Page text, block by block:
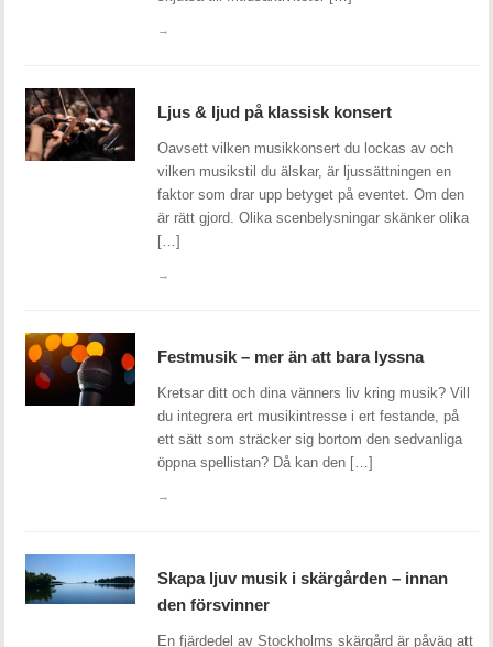
→
Ljus & ljud på klassisk konsert
Oavsett vilken musikkonsert du lockas av och
vilken musikstil du älskar, är ljussättningen en
faktor som drar upp betyget på eventet. Om den
är rätt gjord. Olika scenbelysningar skänker olika
[…]
→
Festmusik – mer än att bara lyssna
Kretsar ditt och dina vänners liv kring musik? Vill
du integrera ert musikintresse i ert festande, på
ett sätt som sträcker sig bortom den sedvanliga
öppna spellistan? Då kan den […]
→
Skapa ljuv musik i skärgården – innan
den försvinner
En fjärdedel av Stockholms skärgård är påväg att